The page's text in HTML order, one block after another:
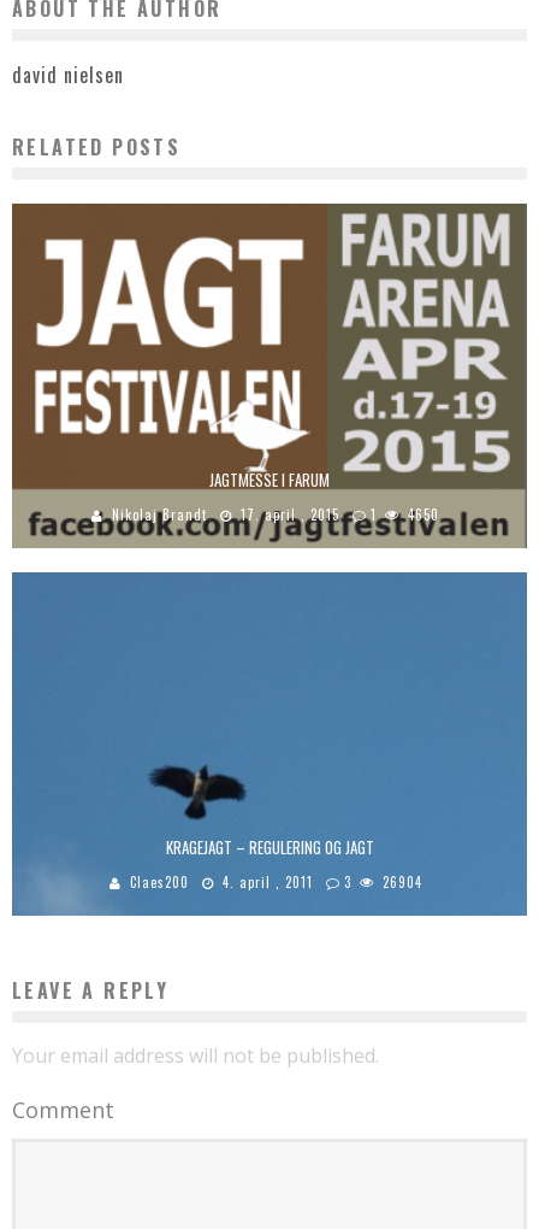
ABOUT THE AUTHOR
david nielsen
RELATED POSTS
JAGTMESSE I FARUM
Nikolaj Brandt 17. april , 2015 1 4650
KRAGEJAGT – REGULERING OG JAGT
Claes200 4. april , 2011 3 26904
LEAVE A REPLY
Your email address will not be published.
Comment